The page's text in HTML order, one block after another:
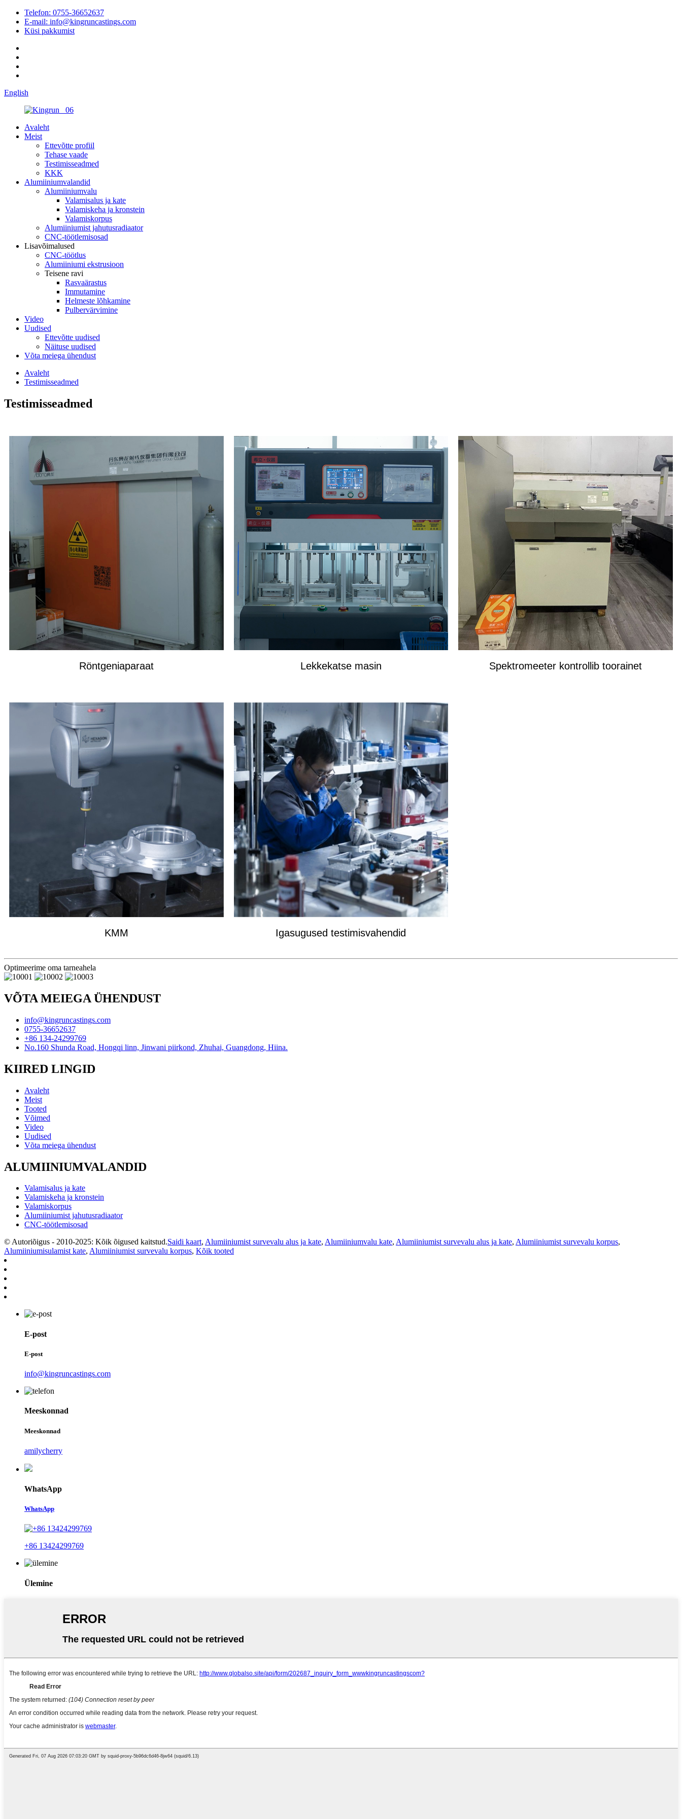
Telefon: 0755-36652637
E-mail: info@kingruncastings.com
Küsi pakkumist
English
Avaleht
Meist
Ettevõtte profiil
Tehase vaade
Testimisseadmed
KKK
Alumiiniumvalandid
Alumiiniumvalu
Valamisalus ja kate
Valamiskeha ja kronstein
Valamiskorpus
Alumiiniumist jahutusradiaator
CNC-töötlemisosad
Lisavõimalused
CNC-töötlus
Alumiiniumi ekstrusioon
Teisene ravi
Rasvaärastus
Immutamine
Helmeste lõhkamine
Pulbervärvimine
Video
Uudised
Ettevõtte uudised
Näituse uudised
Võta meiega ühendust
Avaleht
Testimisseadmed
Testimisseadmed
Röntgeniaparaat Lekkekatse masin Spektromeeter kontrollib toorainet
KMM Igasugused testimisvahendid
Optimeerime oma tarneahela
VÕTA MEIEGA ÜHENDUST
info@kingruncastings.com
0755-36652637
+86 134-24299769
No.160 Shunda Road, Hongqi linn, Jinwani piirkond, Zhuhai, Guangdong, Hiina.
KIIRED LINGID
Avaleht
Meist
Tooted
Võimed
Video
Uudised
Võta meiega ühendust
ALUMIINIUMVALANDID
Valamisalus ja kate
Valamiskeha ja kronstein
Valamiskorpus
Alumiiniumist jahutusradiaator
CNC-töötlemisosad
© Autoriõigus - 2010-2025: Kõik õigused kaitstud.Saidi kaart, Alumiiniumist survevalu alus ja kate, Alumiiniumvalu kate, Alumiiniumist survevalu alus ja kate, Alumiiniumist survevalu korpus,
Alumiiniumisulamist kate, Alumiiniumist survevalu korpus, Kõik tooted
E-post
E-post
info@kingruncastings.com
Meeskonnad
Meeskonnad
amilycherry
WhatsApp
WhatsApp
+86 13424299769
Ülemine